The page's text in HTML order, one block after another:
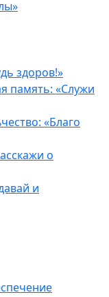
здоров!»
память: «Служи
«Благо
о
и